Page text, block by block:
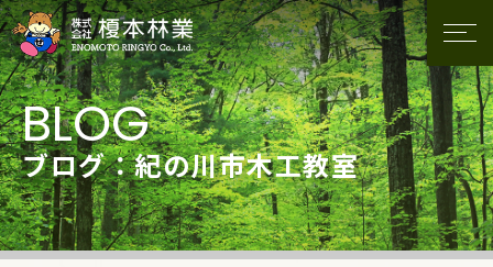
ブログ：紀の川市木工教室